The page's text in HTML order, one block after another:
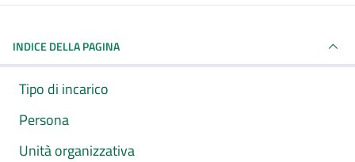
INDICE DELLA PAGINA
Tipo di incarico
Persona
Unità organizzativa